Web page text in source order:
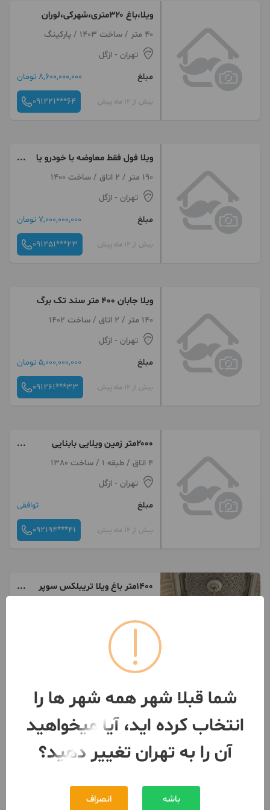
ویلا،باغ ۳۲۰متری،شهرکی،لوران
40 متر / ساخت 1403 / پارکینگ
تهران - ازگل
مبلغ
8,600,000,000 تومان
بیش از 12 ماه پیش 091221***64
ویلا فول فقط معاوضه با خودرو یا
ارز
190 متر / 2 اتاق / ساخت 1400
تهران - ازگل
مبلغ
7,000,000,000 تومان
بیش از 12 ماه پیش 091251***23
ویلا جابان ۴۰۰ متر سند تک برگ
140 متر / 2 اتاق / ساخت 1402
تهران - ازگل
مبلغ
5,000,000,000 تومان
بیش از 12 ماه پیش 091261***33
۲۰۰۰متر زمین ویلایی بابنایی
تریبلکس
4 اتاق / طبقه 1 / ساخت 1380
تهران - ازگل
مبلغ
توافقی
بیش از 12 ماه پیش 092194***41
۱۴۰۰متر باغ ویلا تریبلکس سوپر
تهران- ازگل
بیش از 12 ماه پیش
شما قبلا شهر همه شهر ها را
انتخاب کرده اید، آیا میخواهید
آن را به تهران تغییر دهید؟
باشه انصراف